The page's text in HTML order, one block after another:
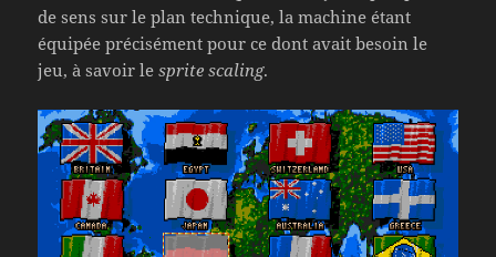
de sens sur le plan technique, la machine étant
équipée précisément pour ce dont avait besoin le
jeu, à savoir lesprite scaling.